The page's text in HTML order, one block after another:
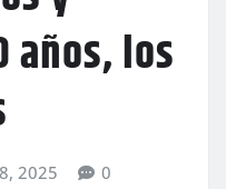
años, los
2025 0